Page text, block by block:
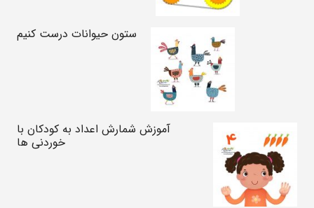
ستون حیوانات درست کنیم
آموزش شمارش اعداد به کودکان با
خوردنی ها